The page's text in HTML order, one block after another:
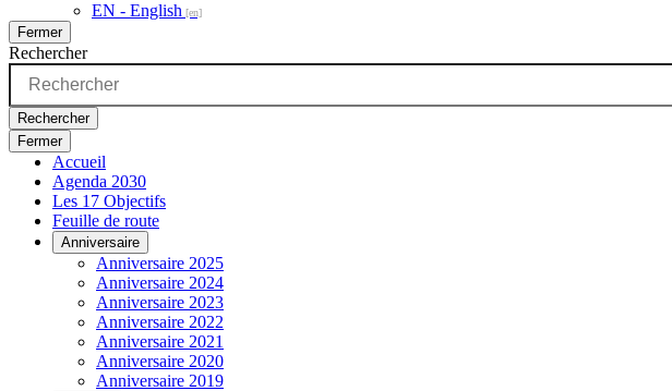
EN - English
Fermer
Rechercher
Rechercher
Fermer
Accueil
Agenda 2030
Les 17 Objectifs
Feuille de route
Anniversaire
Anniversaire 2025
Anniversaire 2024
Anniversaire 2023
Anniversaire 2022
Anniversaire 2021
Anniversaire 2020
Anniversaire 2019